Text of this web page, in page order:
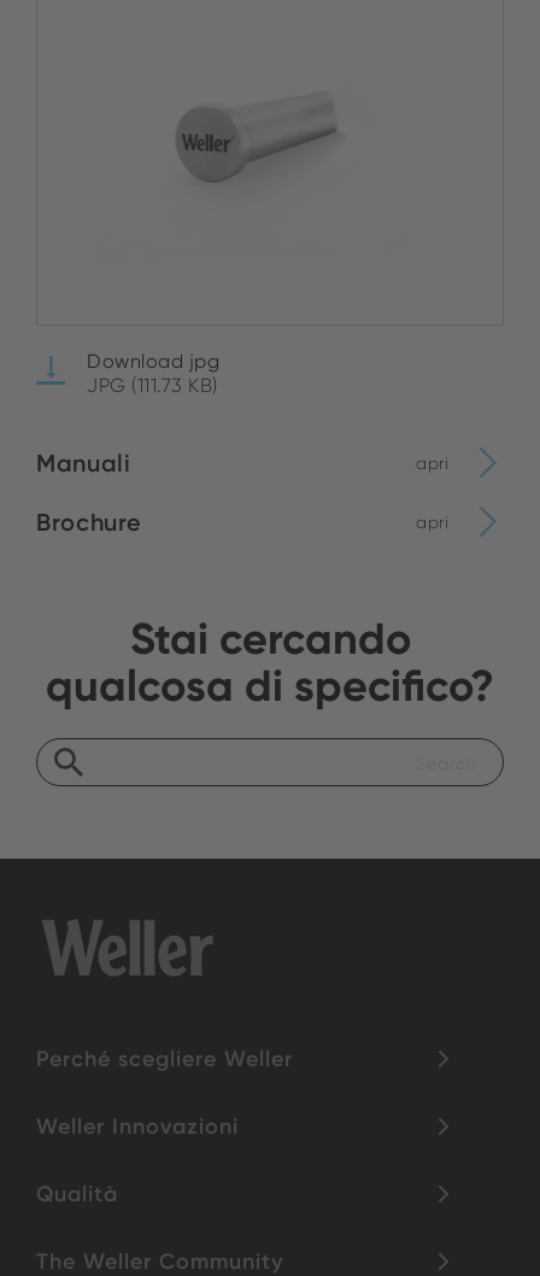
Download jpg
JPG (111.73 KB)
Manuali apri
Brochure apri
Stai cercando
qualcosa di specifico?
Perché scegliere Weller
Weller Innovazioni
Qualità
The Weller Community